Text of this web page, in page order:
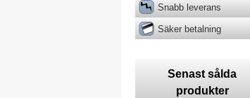
Snabb leverans
Säker betalning
Senast sålda
produkter